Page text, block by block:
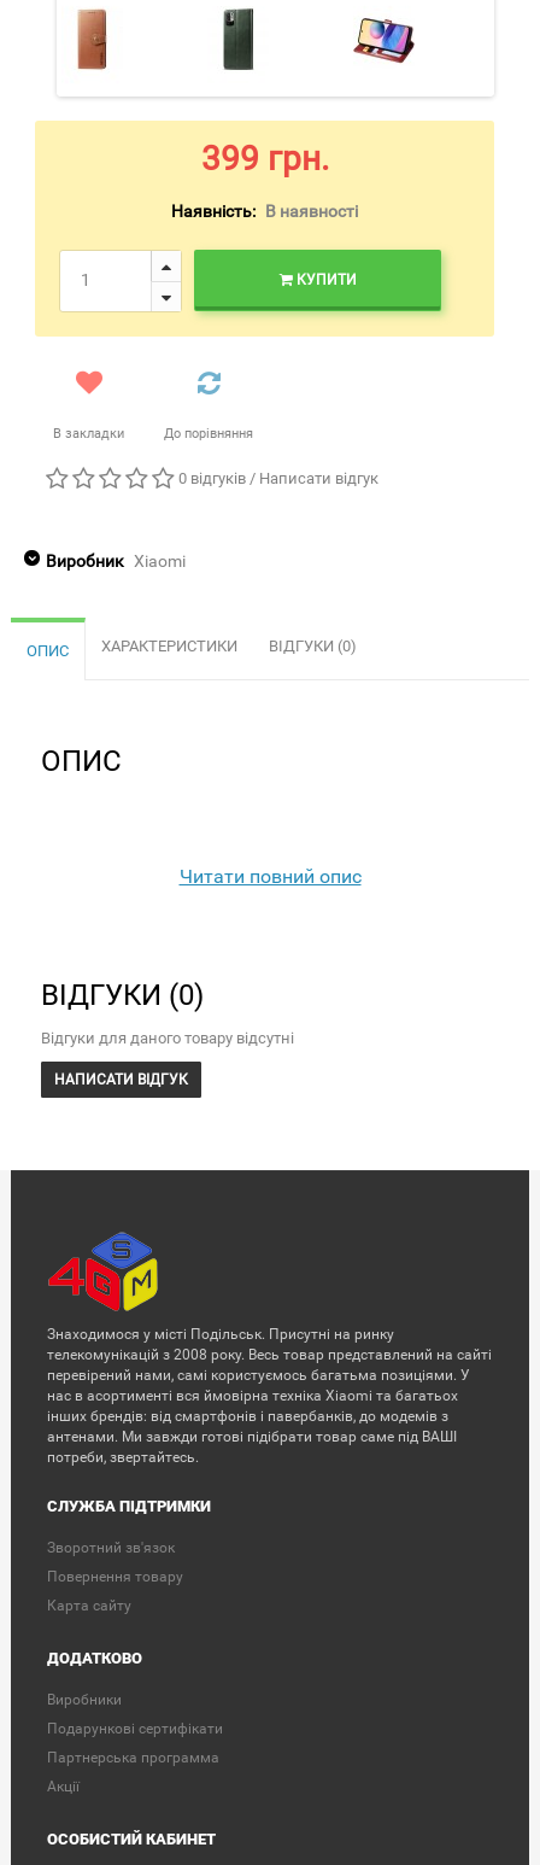
399 грн.
Наявність: В наявності
КУПИТИ
В закладки До порівняння
0 відгуків / Написати відгук
Виробник Xiaomi
ОПИС ХАРАКТЕРИСТИКИ ВІДГУКИ (0)
ОПИС
Читати повний опис
ВІДГУКИ (0)
Відгуки для даного товару відсутні
НАПИСАТИ ВІДГУК
Знаходимося у місті Подільськ. Присутні на ринку
телекомунікацій з 2008 року. Весь товар представлений на сайті
перевірений нами, самі користуємось багатьма позиціями. У
нас в асортименті вся ймовірна техніка Xiaomi та багатьох
інших брендів: від смартфонів і павербанків, до модемів з
антенами. Ми завжди готові підібрати товар саме під ВАШІ
потреби, звертайтесь.
СЛУЖБА ПІДТРИМКИ
Зворотний зв'язок
Повернення товару
Карта сайту
ДОДАТКОВО
Виробники
Подарункові сертифікати
Партнерська программа
Акції
ОСОБИСТИЙ КАБИНЕТ